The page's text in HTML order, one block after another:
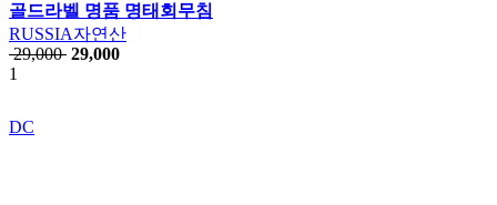
골드라벨 명품 명태회무침
RUSSIA자연산
29,000 29,000
1
DC